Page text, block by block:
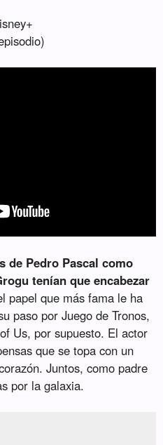
de Pedro Pascal como
tenían que encabezar
papel que más fama le ha
paso por Juego de Tronos,
Us, por supuesto. El actor
que se topa con un
Juntos, como padre
por la galaxia.